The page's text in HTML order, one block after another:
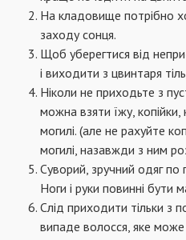
На кладовище потрібно
заходу сонця.
Щоб уберегтися від
і виходити з цвинтаря
Ніколи не приходьте з
можна взяти їжу, копійки,
могилі. (але не рахуйте
могилі, назавжди з ним
Суворий, зручний одяг по
Ноги і руки повинні бути
Слід приходити тільки з
випаде волосся, яке